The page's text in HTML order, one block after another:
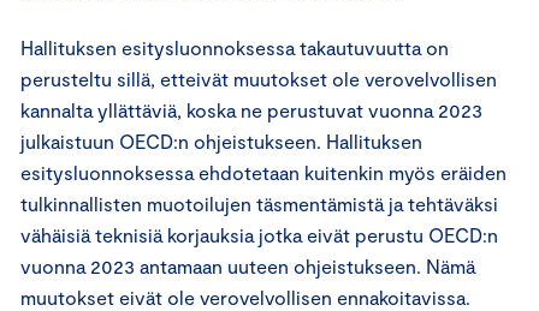
Hallituksen esitysluonnoksessa takautuvuutta on
perusteltu sillä, etteivät muutokset ole verovelvollisen
kannalta yllättäviä, koska ne perustuvat vuonna 2023
julkaistuun OECD:n ohjeistukseen. Hallituksen
esitysluonnoksessa ehdotetaan kuitenkin myös eräiden
tulkinnallisten muotoilujen täsmentämistä ja tehtäväksi
vähäisiä teknisiä korjauksia jotka eivät perustu OECD:n
vuonna 2023 antamaan uuteen ohjeistukseen. Nämä
muutokset eivät ole verovelvollisen ennakoitavissa.